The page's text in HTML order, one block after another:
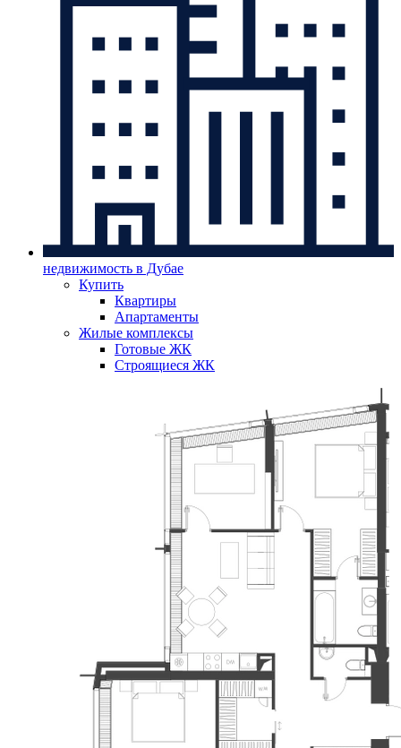
недвижимость в Дубае
Купить
Квартиры
Апартаменты
Жилые комплексы
Готовые ЖК
Строящиеся ЖК